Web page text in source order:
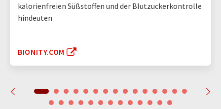
kalorienfreien Süßstoffen und der Blutzuckerkontrolle
hindeuten
BIONITY.COM